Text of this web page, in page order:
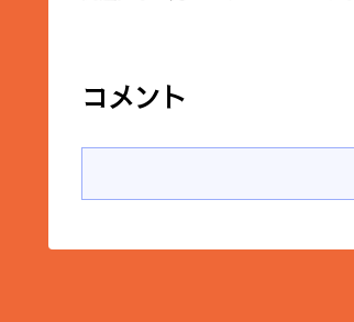
コメント